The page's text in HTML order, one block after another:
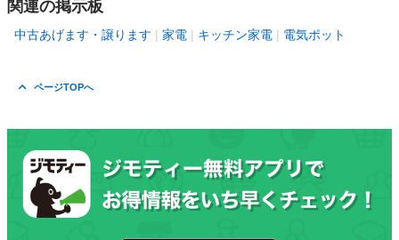
関連の掲示板
中古あげます・譲ります 家電 キッチン家電 電気ポット
ページTOPへ